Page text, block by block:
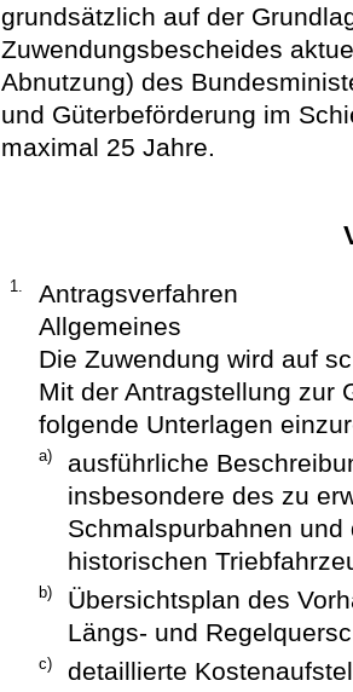
grundsätzlich auf der
Zuwendungsbescheides
Abnutzung) des
und Güterbeförderung im
maximal 25 Jahre.
1.
Antragsverfahren
Allgemeines
Die Zuwendung wird auf
Mit der Antragstellung zur
folgende Unterlagen
a)
ausführliche
insbesondere des zu
Schmalspurbahnen
historischen
b)
Übersichtsplan des
Längs- und
c) detaillierte